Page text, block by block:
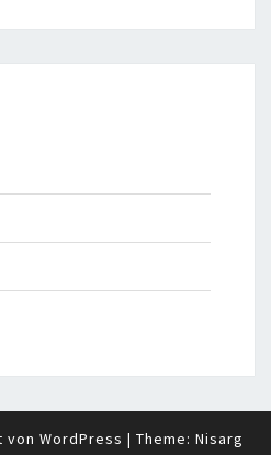
von WordPress | Theme: Nisarg